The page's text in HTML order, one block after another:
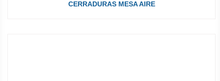
CERRADURAS MESA AIRE